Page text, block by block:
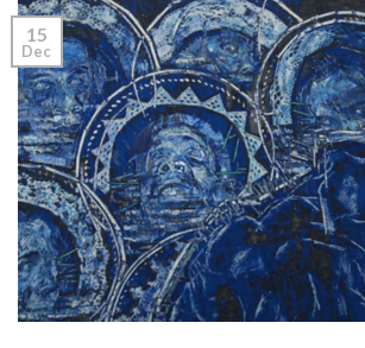
15
Dec